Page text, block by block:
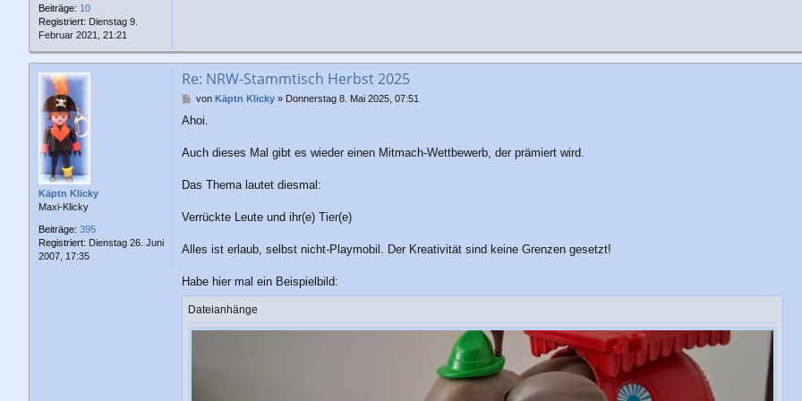
Beiträge: 10
Registriert: Dienstag 9.
Februar 2021, 21:21
Käptn Klicky
Maxi-Klicky
Beiträge: 395
Registriert: Dienstag 26. Juni
2007, 17:35
Re: NRW-Stammtisch Herbst 2025
B
i
r
von Käptn Klicky» Donnerstag 8. Mai 2025, 07:51
Ahoi.
Auch dieses Mal gibt es wieder einen Mitmach-Wettbewerb, der prämiert wird.
Das Thema lautet diesmal:
Verrückte Leute und ihr(e) Tier(e)
Alles ist erlaub, selbst nicht-Playmobil. Der Kreativität sind keine Grenzen gesetzt!
Habe hier mal ein Beispielbild:
Dateianhänge